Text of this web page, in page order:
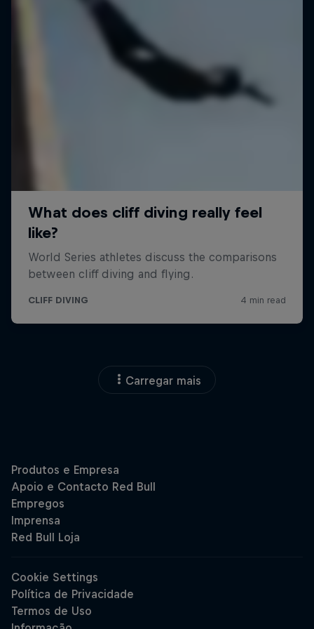
Carregar mais